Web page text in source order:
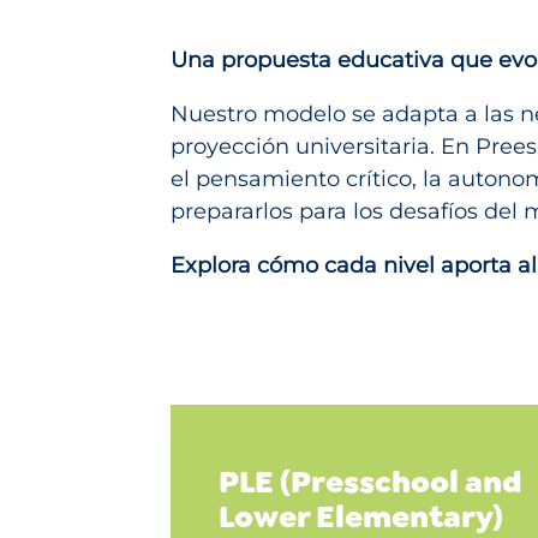
Una propuesta educativa que
Nuestro modelo se adapta a las
proyección universitaria. En
el pensamiento crítico, la
prepararlos para los desafíos del
Explora cómo cada nivel aporta
PLE (Presschool and
Lower Elementary)